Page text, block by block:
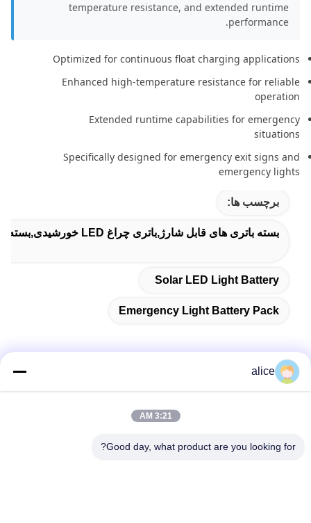
temperature resistance, and extended runtime
performance.
Optimized for continuous float charging applications
Enhanced high-temperature resistance for reliable
operation
Extended runtime capabilities for emergency
situations
Specifically designed for emergency exit signs and
emergency lights
برچسب ها:
بسته باتری های قابل شارژ,باتری چراغ LED خورشیدی,بسته باتری چراغ اضطراری
Solar LED Light Battery
Emergency Light Battery Pack
جاده پنجم فویوان، پارک صنعتی باتری لیتیوم، منطقه تکنولوژی بالا،
alice
3:21 AM
Good day, what product are you looking for?